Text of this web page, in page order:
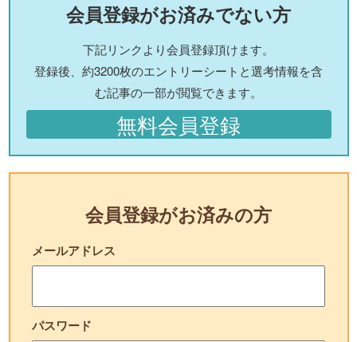
会員登録がお済みでない方
下記リンクより会員登録頂けます。
登録後、約3200枚のエントリーシートと選考情報を含
む記事の一部が閲覧できます。
無料会員登録
会員登録がお済みの方
メールアドレス
パスワード